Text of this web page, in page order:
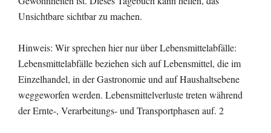
Unsichtbare sichtbar zu machen.
Hinweis: Wir sprechen hier nur über Lebensmittelabfälle:
Lebensmittelabfälle beziehen sich auf Lebensmittel, die im
Einzelhandel, in der Gastronomie und auf Haushaltsebene
weggeworfen werden. Lebensmittelverluste treten während
der Ernte-, Verarbeitungs- und Transportphasen auf. 2